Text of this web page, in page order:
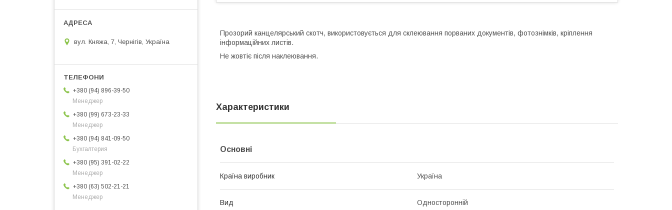
Прозорий канцелярський скотч, використовується для склеювання порваних документів, фотознімків, кріплення
інформаційних листів.
Не жовтіє після наклеювання.
Характеристики
Основні
Країна виробник Україна
Вид Односторонній
вул. Княжа, 7, Чернігів, Україна
+380 (94) 896-39-50
Менеджер
+380 (99) 673-23-33
Менеджер
+380 (94) 841-09-50
Бухгалтерия
+380 (95) 391-02-22
Менеджер
+380 (63) 502-21-21
Менеджер